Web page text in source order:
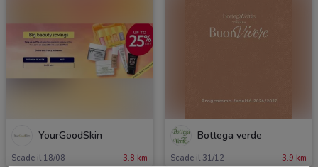
YourGoodSkin
Scade il 18/08 3.8 km
Bottega verde
Scade il 31/12 3.9 km